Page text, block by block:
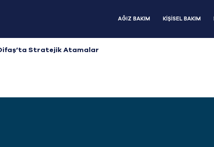
AĞIZ BAKIM KİŞİSEL BAKIM
Stratejik Atamalar